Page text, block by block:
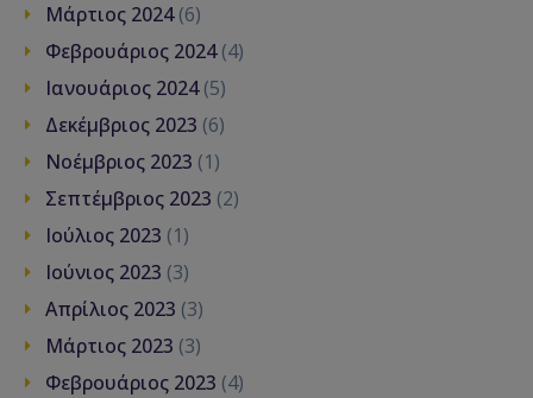
Μάρτιος 2024(6)
Φεβρουάριος 2024(4)
Ιανουάριος 2024(5)
Δεκέμβριος 2023 (6)
Νοέμβριος 2023 (1)
Σεπτέμβριος 2023 (2)
Ιούλιος 2023 (1)
Ιούνιος 2023 (3)
Απρίλιος 2023 (3)
Μάρτιος 2023 (3)
Φεβρουάριος 2023 (4)